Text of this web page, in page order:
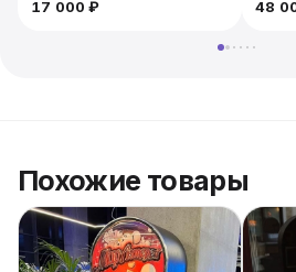
17 000 ₽
48
Похожие товары